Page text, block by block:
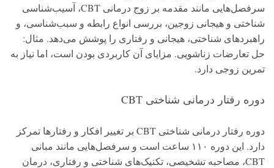
سرفصل‌هایی مانند مقدمه بر زوج درمانی CBT، آسیب‌شناسی
شناختی و هیجانی زوجین، بررسی انواع رابطه و سبب‌شناسی، و
راهبردهای شناختی، هیجانی و رفتاری را پوشش می‌دهد. مثال:
حل تعارضات زناشویی. مزایای آن کاربردی بودن است، اما نیاز به
تمرین زوجی دارد.
دوره رفتار درمانی شناختی CBT
دوره رفتار درمانی شناختی CBT بر تغییر افکار و رفتارها تمرکز
دارد. این دوره ۱۱۰ ساعت است و سرفصل‌هایی مانند مبانی
CBT، مصاحبه تشخیصی، تکنیک‌های شناختی و رفتاری، درمان